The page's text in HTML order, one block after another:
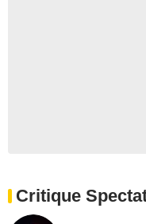
Critique